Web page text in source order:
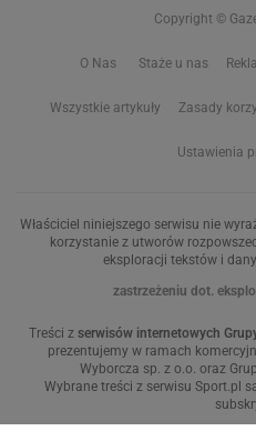
Copyright ©
O Nas Staże u nas
Wszystkie artykuły Zasady
Ustawienia
Właściciel niniejszego serwisu nie
korzystanie z utworów
eksploracji tekstów i
zastrzeżeniu dot.
Treści z serwisów internetowych
prezentujemy w ramach
Wyborcza sp. z o.o. oraz
Wybrane treści z serwisu Sport.pl